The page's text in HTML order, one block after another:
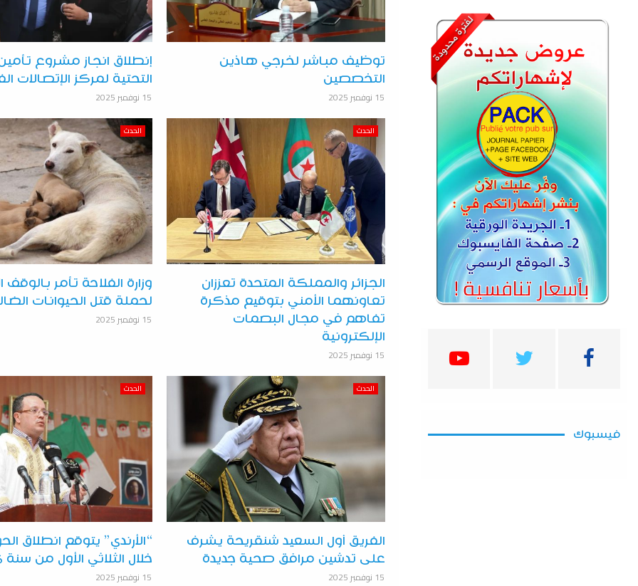
توظيف مباشر لخرجي هاذين
التخصصين
15 نوفمبر 2025
إنطلاق انجاز مشروع تأمين
التحتية لمركز الإتصالات
15 نوفمبر 2025
الحدث
الجزائر والمملكة المتحدة تعززان
تعاونهما الأمني بتوقيع مذكرة
تفاهم في مجال البصمات
الإلكترونية
15 نوفمبر 2025
الحدث
وزارة الفلاحة تأمر بالوقف
لحملة قتل الحيوانات
15 نوفمبر 2025
الحدث
الفريق أول السعيد شنقريحة يشرف
على تدشين مرافق صحية جديدة
15 نوفمبر 2025
الحدث
“الأرندي” يتوقع انطلاق
خلال الثلاثي الأول من سنة 2026
15 نوفمبر 2025
فيسبوك